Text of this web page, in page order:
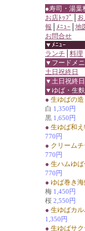
●寿司・湯
お店ﾄｯﾌﾟ
報
ﾒﾆｭｰ
地
お問合せ
▼ﾒﾆｭｰ
ランチ
料理
▼フードメ
土日祝終日
▼土日祝終日
▼ゆば・生
● 生ゆばの
白 1,350円
黒 1,650円
● 生ゆば和
770円
● クリーム
770円
● 生ハムゆ
770円
● ゆば巻き
梅 1,450円
桜 2,550円
● 生ゆばカ
1,350円
● 生ゆばサ